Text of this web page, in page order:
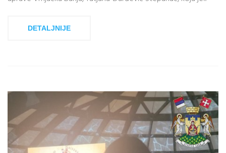
DETALJNIJE